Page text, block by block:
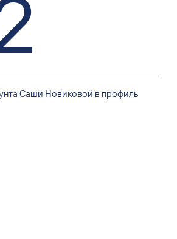
Саши Новиковой в профиль